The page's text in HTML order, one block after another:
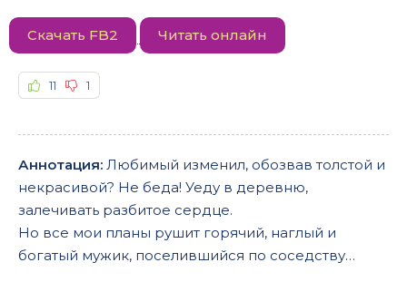
Скачать FB2 Читать онлайн
11 1
Аннотация: Любимый изменил, обозвав толстой и
некрасивой? Не беда! Уеду в деревню,
залечивать разбитое сердце.
Но все мои планы рушит горячий, наглый и
богатый мужик, поселившийся по соседству…